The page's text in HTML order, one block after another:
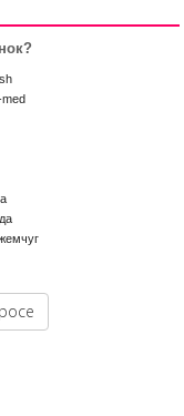
med